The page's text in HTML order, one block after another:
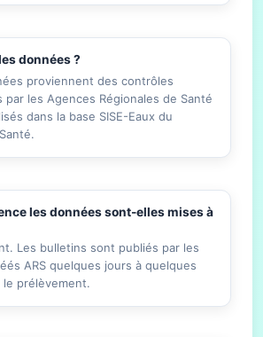
données ?
proviennent des contrôles
les Agences Régionales de Santé
dans la base SISE-Eaux du
les données sont-elles mises à
Les bulletins sont publiés par les
ARS quelques jours à quelques
le prélèvement.